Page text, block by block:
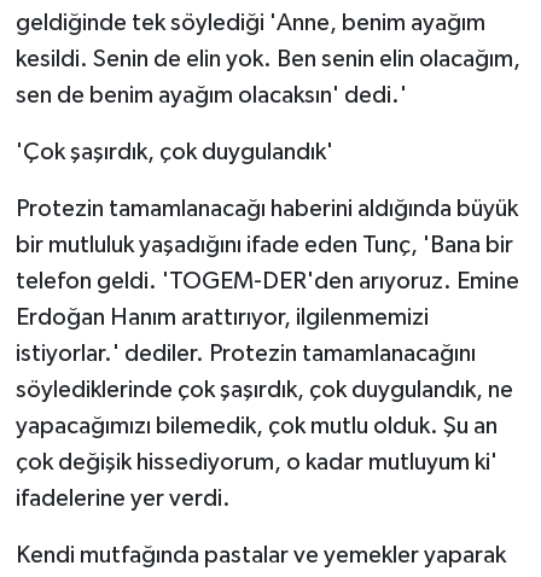
geldiğinde tek söylediği 'Anne, benim ayağım
kesildi. Senin de elin yok. Ben senin elin olacağım,
sen de benim ayağım olacaksın' dedi.'
'Çok şaşırdık, çok duygulandık'
Protezin tamamlanacağı haberini aldığında büyük
bir mutluluk yaşadığını ifade eden Tunç, 'Bana bir
telefon geldi. 'TOGEM-DER'den arıyoruz. Emine
Erdoğan Hanım arattırıyor, ilgilenmemizi
istiyorlar.' dediler. Protezin tamamlanacağını
söylediklerinde çok şaşırdık, çok duygulandık, ne
yapacağımızı bilemedik, çok mutlu olduk. Şu an
çok değişik hissediyorum, o kadar mutluyum ki'
ifadelerine yer verdi.
Kendi mutfağında pastalar ve yemekler yaparak